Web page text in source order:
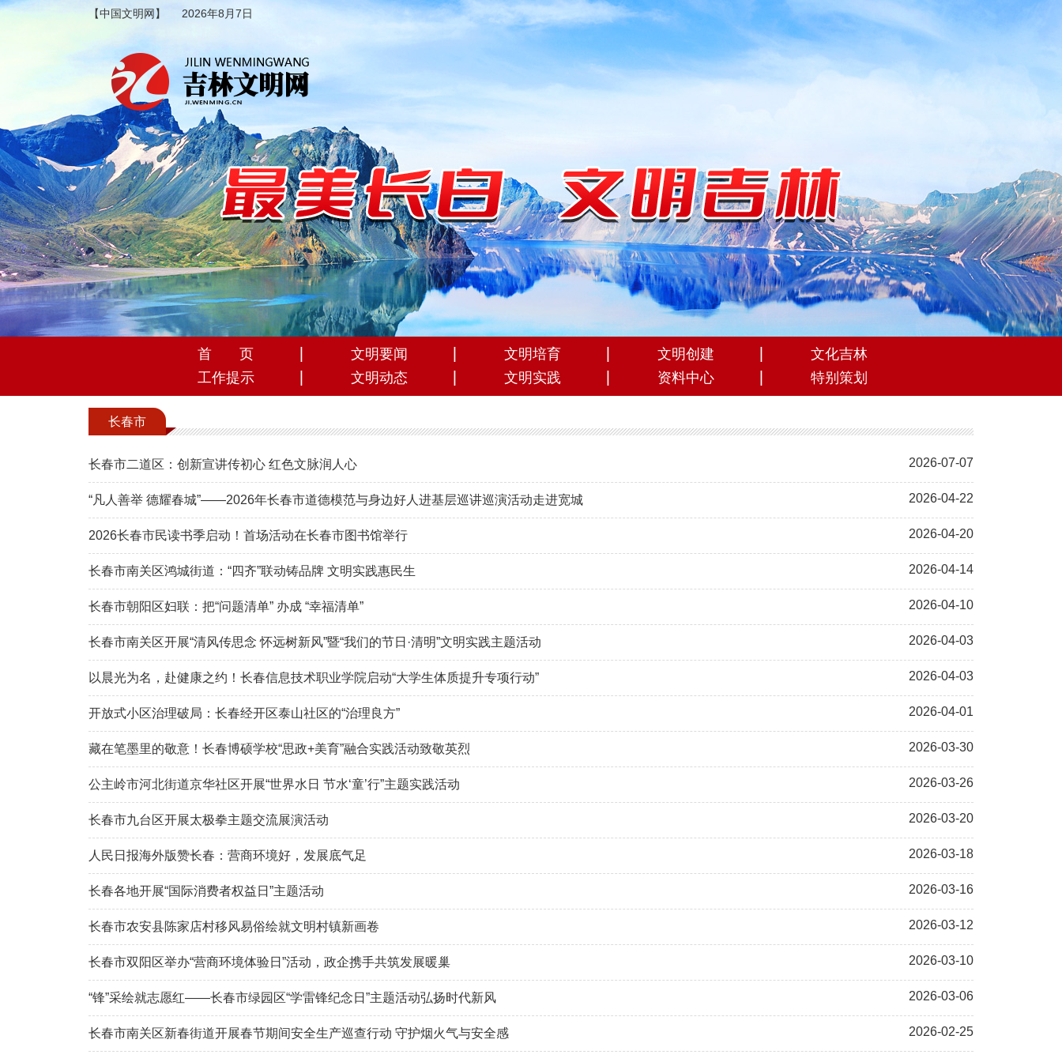
【中国文明网】 2026年8月7日
首 页 文明要闻 文明培育 文明创建
文化吉林
工作提示
文明动态 文明实践 资料中心 特别策划
长春市
长春市二道区：创新宣讲传初心 红色文脉润人心 2026-07-07
“凡人善举 德耀春城”——2026年长春市道德模范与身边好人进基层巡讲巡演活动走进宽城 2026-04-22
2026长春市民读书季启动！首场活动在长春市图书馆举行 2026-04-20
长春市南关区鸿城街道：“四齐”联动铸品牌 文明实践惠民生 2026-04-14
长春市朝阳区妇联：把“问题清单” 办成 “幸福清单” 2026-04-10
长春市南关区开展“清风传思念 怀远树新风”暨“我们的节日·清明”文明实践主题活动 2026-04-03
以晨光为名，赴健康之约！长春信息技术职业学院启动“大学生体质提升专项行动” 2026-04-03
开放式小区治理破局：长春经开区泰山社区的“治理良方” 2026-04-01
藏在笔墨里的敬意！长春博硕学校“思政+美育”融合实践活动致敬英烈 2026-03-30
公主岭市河北街道京华社区开展“世界水日 节水‘童’行”主题实践活动 2026-03-26
长春市九台区开展太极拳主题交流展演活动 2026-03-20
人民日报海外版赞长春：营商环境好，发展底气足 2026-03-18
长春各地开展“国际消费者权益日”主题活动 2026-03-16
长春市农安县陈家店村移风易俗绘就文明村镇新画卷 2026-03-12
长春市双阳区举办“营商环境体验日”活动，政企携手共筑发展暖巢 2026-03-10
“锋”采绘就志愿红——长春市绿园区“学雷锋纪念日”主题活动弘扬时代新风 2026-03-06
长春市南关区新春街道开展春节期间安全生产巡查行动 守护烟火气与安全感 2026-02-25